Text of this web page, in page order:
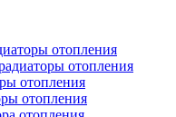
отопления
отопления
отопления
отопления